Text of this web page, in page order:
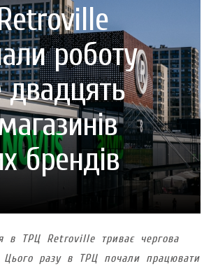
роботу
брендів
в ТРЦ Retroville триває чергова
Цього разу в ТРЦ почали працювати